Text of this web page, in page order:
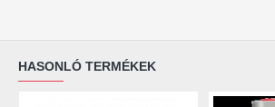
HASONLÓ TERMÉKEK